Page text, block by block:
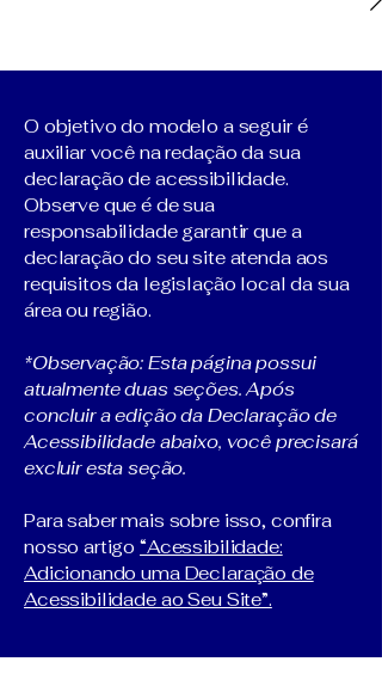
O objetivo do modelo a seguir é
auxiliar você na redação da sua
declaração de acessibilidade.
Observe que é de sua
responsabilidade garantir que a
declaração do seu site atenda aos
requisitos da legislação local da sua
área ou região.
*Observação: Esta página possui
atualmente duas seções. Após
concluir a edição da Declaração de
Acessibilidade abaixo, você precisará
excluir esta seção.
Para saber mais sobre isso, confira
nosso artigo“Acessibilidade:
Adicionando uma Declaração de
Acessibilidade ao Seu Site”.